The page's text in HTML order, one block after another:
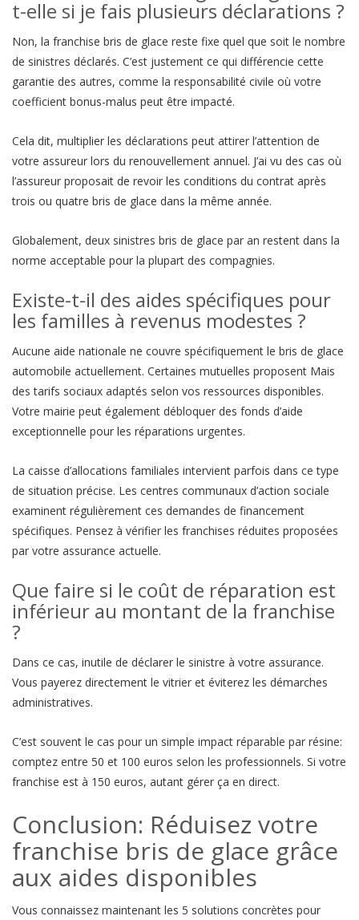
t-elle si je fais plusieurs déclarations ?
Non, la franchise bris de glace reste fixe quel que soit le nombre
de sinistres déclarés. C’est justement ce qui différencie cette
garantie des autres, comme la responsabilité civile où votre
coefficient bonus-malus peut être impacté.
Cela dit, multiplier les déclarations peut attirer l’attention de
votre assureur lors du renouvellement annuel. J’ai vu des cas où
l’assureur proposait de revoir les conditions du contrat après
trois ou quatre bris de glace dans la même année.
Globalement, deux sinistres bris de glace par an restent dans la
norme acceptable pour la plupart des compagnies.
Existe-t-il des aides spécifiques pour
les familles à revenus modestes ?
Aucune aide nationale ne couvre spécifiquement le bris de glace
automobile actuellement. Certaines mutuelles proposent Mais
des tarifs sociaux adaptés selon vos ressources disponibles.
Votre mairie peut également débloquer des fonds d’aide
exceptionnelle pour les réparations urgentes.
La caisse d’allocations familiales intervient parfois dans ce type
de situation précise. Les centres communaux d’action sociale
examinent régulièrement ces demandes de financement
spécifiques. Pensez à vérifier les franchises réduites proposées
par votre assurance actuelle.
Que faire si le coût de réparation est
inférieur au montant de la franchise
?
Dans ce cas, inutile de déclarer le sinistre à votre assurance.
Vous payerez directement le vitrier et éviterez les démarches
administratives.
C’est souvent le cas pour un simple impact réparable par résine:
comptez entre 50 et 100 euros selon les professionnels. Si votre
franchise est à 150 euros, autant gérer ça en direct.
Conclusion: Réduisez votre
franchise bris de glace grâce
aux aides disponibles
Vous connaissez maintenant les 5 solutions concrètes pour